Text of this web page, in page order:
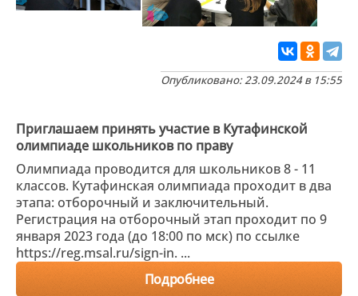
Опубликовано: 23.09.2024 в 15:55
Приглашаем принять участие в Кутафинской
олимпиаде школьников по праву
Олимпиада проводится для школьников 8 - 11
классов. Кутафинская олимпиада проходит в два
этапа: отборочный и заключительный.
Регистрация на отборочный этап проходит по 9
января 2023 года (до 18:00 по мск) по ссылке
https://reg.msal.ru/sign-in. ...
Подробнее